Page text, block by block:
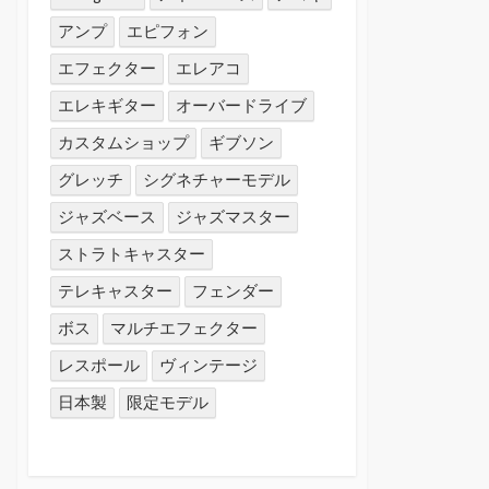
アンプ
エピフォン
エフェクター
エレアコ
エレキギター
オーバードライブ
カスタムショップ
ギブソン
グレッチ
シグネチャーモデル
ジャズベース
ジャズマスター
ストラトキャスター
テレキャスター
フェンダー
ボス
マルチエフェクター
レスポール
ヴィンテージ
日本製
限定モデル